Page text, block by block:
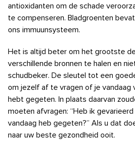
antioxidanten om de schade
te compenseren. Bladgroenten
ons immuunsysteem.
Het is altijd beter om het grootste
verschillende bronnen te halen en
schudbeker. De sleutel tot een
om jezelf af te vragen of je vandaag
hebt gegeten. In plaats daarvan
moeten afvragen: “Heb ik
vandaag heb gegeten?” Als u dat
naar uw beste gezondheid ooit.